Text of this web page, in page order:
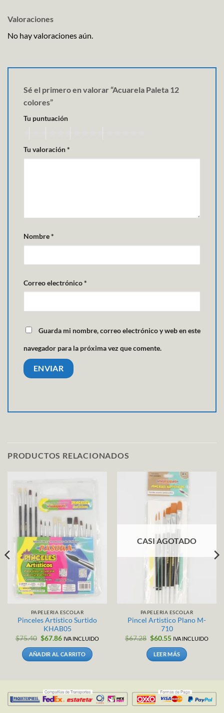
Valoraciones
No hay valoraciones aún.
Sé el primero en valorar “Acuarela Paleta 12
colores”
Tu puntuación
Tu valoración*
Nombre*
Correo electrónico*
Guarda mi nombre, correo electrónico y web en este
navegador para la próxima vez que comente.
PRODUCTOS RELACIONADOS
PAPELERIA ESCOLAR
Pinceles Artístico Surtido
KHAB05
$75.40 El
original
era:
$75.40.
$67.86El
actual
es:
$67.86.
IVA INCLUIDO
AÑADIR AL CARRITO
CASI AGOTADO
PAPELERIA ESCOLAR
Pincel Artistico Plano M-
710
$67.28 El
original
era:
$67.28.
$60.55El
actual
es:
$60.55.
IVA INCLUIDO
LEER MÁS